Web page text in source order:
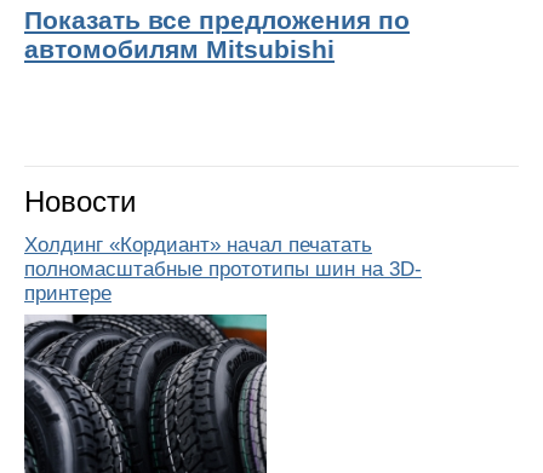
Показать все предложения по
автомобилям Mitsubishi
Новости
Холдинг «Кордиант» начал печатать
полномасштабные прототипы шин на 3D-
принтере